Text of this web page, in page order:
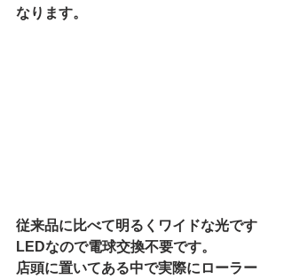
なります。
従来品に比べて明るくワイドな光です
LEDなので電球交換不要です。
店頭に置いてある中で実際にローラー